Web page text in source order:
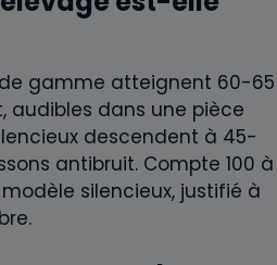
de gamme atteignent 60-65
audibles dans une pièce
descendent à 45-
antibruit. Compte 100 à
silencieux, justifié à